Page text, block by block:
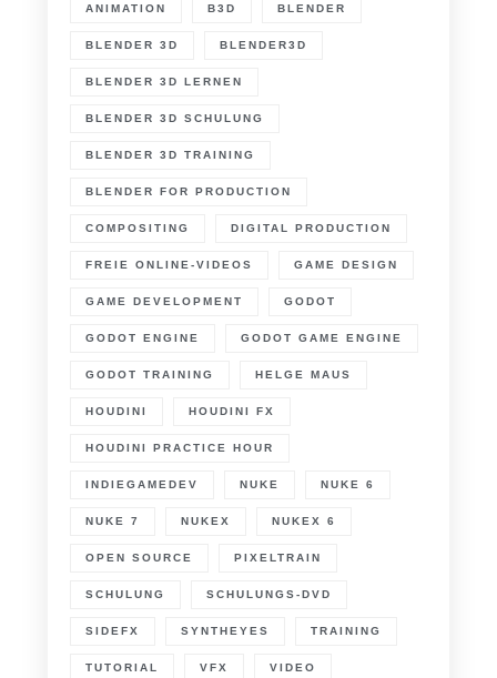
ANIMATION B3D BLENDER
BLENDER 3D BLENDER3D
BLENDER 3D LERNEN
BLENDER 3D SCHULUNG
BLENDER 3D TRAINING
BLENDER FOR PRODUCTION
COMPOSITING DIGITAL PRODUCTION
FREIE ONLINE-VIDEOS GAME DESIGN
GAME DEVELOPMENT GODOT
GODOT ENGINE GODOT GAME ENGINE
GODOT TRAINING HELGE MAUS
HOUDINI HOUDINI FX
HOUDINI PRACTICE HOUR
INDIEGAMEDEV NUKE NUKE 6
NUKE 7 NUKEX NUKEX 6
OPEN SOURCE PIXELTRAIN
SCHULUNG SCHULUNGS-DVD
SIDEFX SYNTHEYES TRAINING
TUTORIAL VFX VIDEO